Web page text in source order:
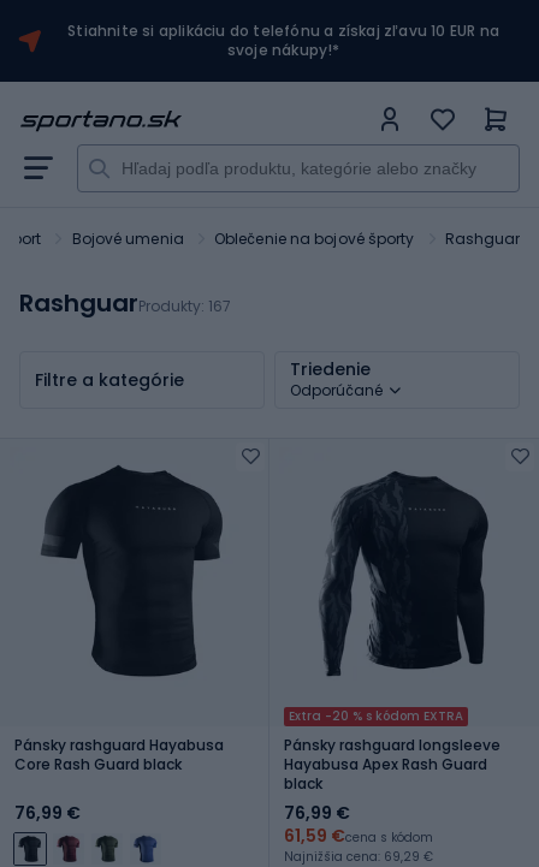
Stiahnite si aplikáciu do telefónu a získaj zľavu 10 EUR na
svoje nákupy!*
Sport Bojové umenia Oblečenie na bojové športy Rashguar
RashguarProdukty: 167
Filtre a kategórie Triedenie
Odporúčané
Pánsky rashguard Hayabusa
Core Rash Guard black
76,99 €
Extra -20 % s kódom EXTRA
Pánsky rashguard longsleeve
Hayabusa Apex Rash Guard
black
76,99 €
61,59 €cena s kódom
Najnižšia cena: 69,29 €